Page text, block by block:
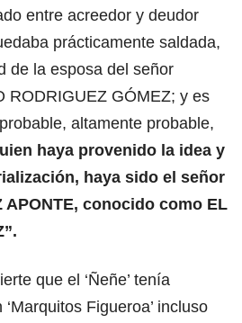
entre acreedor y deudor
prácticamente saldada,
de la esposa del señor
RODRIGUEZ GÓMEZ; y es
altamente probable,
haya provenido la idea y
haya sido el señor
APONTE, conocido como EL
que el ‘Ñeñe’ tenía
Figueroa’ incluso